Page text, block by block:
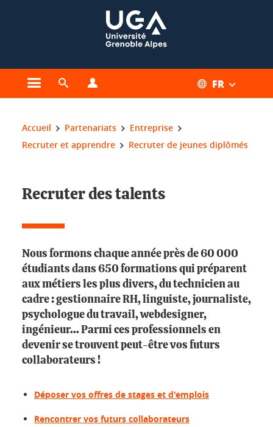
Ouvrir le menu principal
Ouvrir le moteur de recherche FR
Vous êtes ici :
Accueil Partenariats
Entreprise
Recruter et apprendre
Recruter de jeunes diplômés
Recruter des talents
Nous formons chaque année près de 60 000
étudiants dans 650 formations qui préparent
aux métiers les plus divers, du technicien au
cadre : gestionnaire RH, linguiste, journaliste,
psychologue du travail, webdesigner,
ingénieur... Parmi ces professionnels en
devenir se trouvent peut-être vos futurs
collaborateurs !
Déposer vos offres de stages et d'emplois
Rencontrer vos futurs collaborateurs